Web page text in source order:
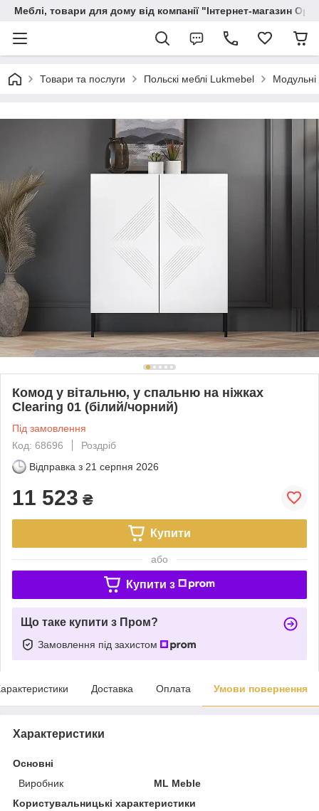
Меблі, товари для дому від компанії "Інтернет-магазин
Товари та послуги Польскі меблі Lukmebel
Комод у вітальню, у спальню на ніжках
Clearing 01 (білий/чорний)
Під замовлення
Код: 68696
Роздріб
Відправка з 21 серпня 2026
11 523 ₴
Купити
або
Купити з
Що таке купити з Пром?
Замовлення під захистом
Доставка Оплата Умови повернення
Характеристики
Основні
Виробник
ML Meble
Користувальницькі характеристики